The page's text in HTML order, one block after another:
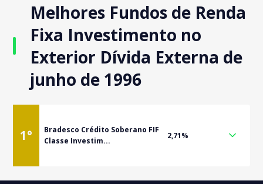
Melhores Fundos de Renda
Fixa Investimento no
Exterior Dívida Externa de
junho de 1996
1°
Bradesco Crédito Soberano FIF
Classe Investim...
2,71%